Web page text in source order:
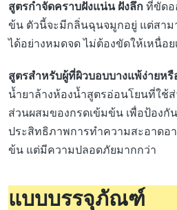
สูตรกำจัดคราบฝังแน่น ฝังลึก ที่ขัดอ
ข้น ตัวนี้จะมีกลิ่นฉุนจมูกอยู่ แต่สาม
ได้อย่างหมดจด ไม่ต้องขัดให้เหนื่อย
สูตรสำหรับผู้ที่ผิวบอบบางแพ้ง่ายหรื
น้ำยาล้างห้องน้ำสูตรอ่อนโยนที่ใช้
ส่วนผสมของกรดเข้มข้น เพื่อป้องกั
ประสิทธิภาพการทำความสะอาดอ
ข้น แต่มีความปลอดภัยมากกว่า
แบบบรรจุภัณฑ์